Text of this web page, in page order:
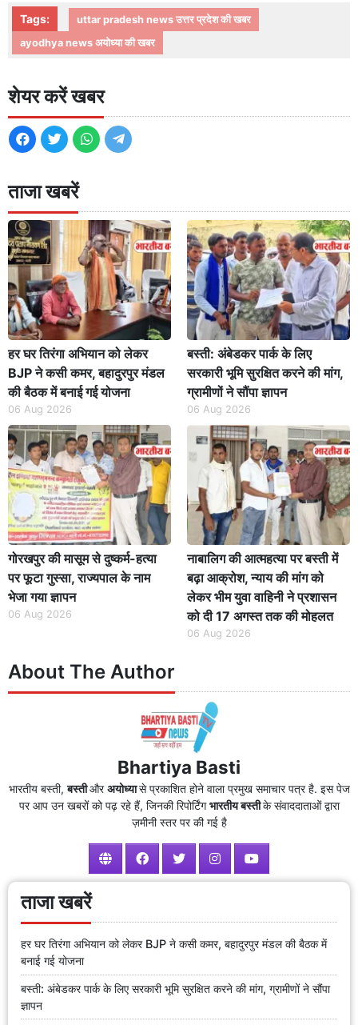
Tags:
uttar pradesh news उत्तर प्रदेश की खबर
ayodhya news अयोध्या की खबर
शेयर करें खबर
ताजा खबरें
हर घर तिरंगा अभियान को लेकर
BJP ने कसी कमर, बहादुरपुर मंडल
की बैठक में बनाई गई योजना
06 Aug 2026
बस्ती: अंबेडकर पार्क के लिए
सरकारी भूमि सुरक्षित करने की मांग,
ग्रामीणों ने सौंपा ज्ञापन
06 Aug 2026
गोरखपुर की मासूम से दुष्कर्म-हत्या
पर फूटा गुस्सा, राज्यपाल के नाम
भेजा गया ज्ञापन
06 Aug 2026
नाबालिग की आत्महत्या पर बस्ती में
बढ़ा आक्रोश, न्याय की मांग को
लेकर भीम युवा वाहिनी ने प्रशासन
को दी 17 अगस्त तक की मोहलत
06 Aug 2026
About The Author
Bhartiya Basti
भारतीय बस्ती,बस्तीऔरअयोध्यासे प्रकाशित होने वाला प्रमुख समाचार पत्र है. इस पेज
पर आप उन खबरों को पढ़ रहे हैं, जिनकी रिपोर्टिंगभारतीय बस्तीके संवाददाताओं द्वारा
ज़मीनी स्तर पर की गई है
ताजा खबरें
हर घर तिरंगा अभियान को लेकर BJP ने कसी कमर, बहादुरपुर मंडल की बैठक में
बनाई गई योजना
बस्ती: अंबेडकर पार्क के लिए सरकारी भूमि सुरक्षित करने की मांग, ग्रामीणों ने सौंपा
ज्ञापन